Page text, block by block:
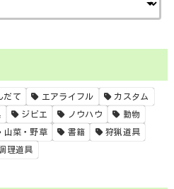
だて エアライフル カスタム
ジビエ ノウハウ 動物
山菜・野草 書籍 狩猟道具
理道具